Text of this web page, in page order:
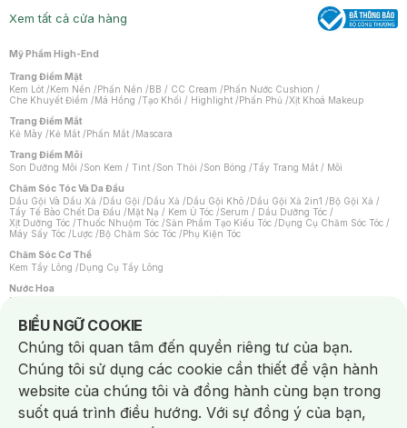
Xem tất cả cửa hàng
Mỹ Phẩm High-End
Trang Điểm Mặt
Kem Lót /Kem Nền /Phấn Nền /BB / CC Cream /Phấn Nước Cushion /
Che Khuyết Điểm /Má Hồng /Tạo Khối / Highlight /Phấn Phủ /Xịt Khoá Makeup
Trang Điểm Mắt
Kẻ Mày /Kẻ Mắt /Phấn Mắt /Mascara
Trang Điểm Môi
Son Dưỡng Môi /Son Kem / Tint /Son Thỏi /Son Bóng /Tẩy Trang Mắt / Môi
Chăm Sóc Tóc Và Da Đầu
Dầu Gội Và Dầu Xả /Dầu Gội /Dầu Xả /Dầu Gội Khô /Dầu Gội Xả 2in1 /Bộ Gội Xả /
Tẩy Tế Bào Chết Da Đầu /Mặt Nạ / Kem Ủ Tóc /Serum / Dầu Dưỡng Tóc /
Xịt Dưỡng Tóc /Thuốc Nhuộm Tóc /Sản Phẩm Tạo Kiểu Tóc /Dụng Cụ Chăm Sóc Tóc /
Máy Sấy Tóc /Lược /Bộ Chăm Sóc Tóc /Phụ Kiện Tóc
Chăm Sóc Cơ Thể
Kem Tẩy Lông /Dụng Cụ Tẩy Lông
Nước Hoa
Nước Hoa Nữ
Chăm Sóc Cá Nhân
Chống Muỗi /Khẩu Trang /Máy Massage/Mặt Nạ Xông Hơi /Nước Rửa Tay/
Sản Phẩm Chăm Sóc Khác /Bàn Chải Đánh Răng /Bàn Chải Điện/
Hỗ Trợ Trắng Răng/Kem Đánh Răng /Máy Tăm Nước/ Nước Súc Miệng/
Tăm / Chỉ Nha Khoa/ Xịt Thơm Miệng / Dung Dịch Vệ Sinh/Dưỡng Vùng Kín/
Khăn Ướt Vệ Sinh Vùng Kín/Băng Vệ Sinh/Tampon/Bọt Cạo Râu /Dao Cạo Râu/
Máy Cạo Râu
Vấn Đề Về Da
BIỂU NGỮ COOKIE
Notice about cookies usage
Chúng tôi quan tâm đến quyền riêng tư của bạn.
Chúng tôi sử dụng các cookie cần thiết để vận hành
website của chúng tôi và đồng hành cùng bạn trong
suốt quá trình điều hướng. Với sự đồng ý của bạn,